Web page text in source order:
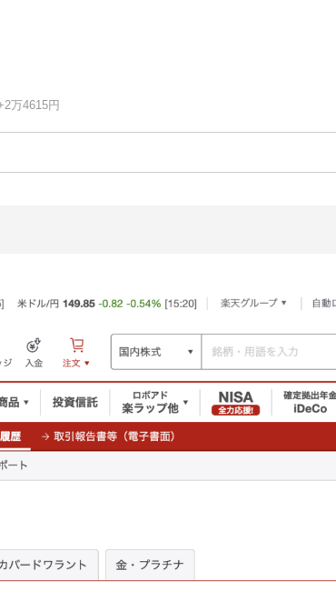
万4615円